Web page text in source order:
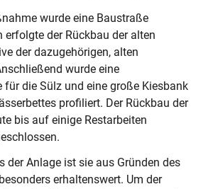
wurde eine Baustraße
erfolgte der Rückbau der alten
der dazugehörigen, alten
wurde eine
für die Sülz und eine große Kiesbank
profiliert. Der Rückbau der
bis auf einige Restarbeiten
der Anlage ist sie aus Gründen des
erhaltenswert. Um der